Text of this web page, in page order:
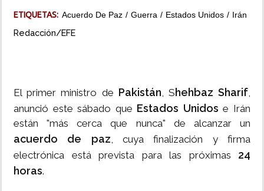
ETIQUETAS: Acuerdo De Paz Guerra Estados Unidos Irán
Redacción/EFE
El primer ministro de Pakistán, S hehbaz Sharif,
anunció este sábado que Estados Unidos e Irán
están "más cerca que nunca" de alcanzar un
acuerdo de paz, cuya finalización y firma
electrónica está prevista para las próximas 24
horas.